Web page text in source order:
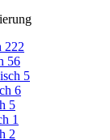
222
56
5
6
5
1
2